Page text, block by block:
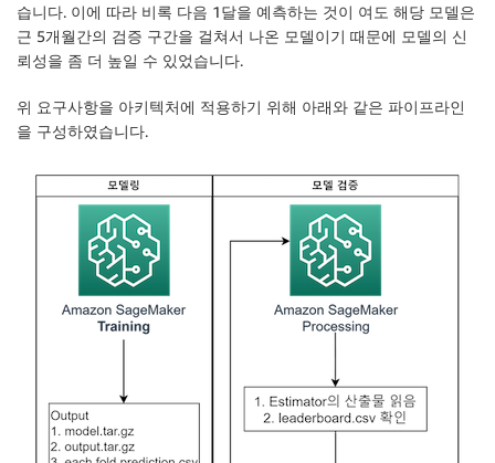
습니다. 이에 따라 비록 다음 1달을 예측하는 것이 여도 해당 모델은
근 5개월간의 검증 구간을 걸쳐서 나온 모델이기 때문에 모델의 신
뢰성을 좀 더 높일 수 있었습니다.
위 요구사항을 아키텍처에 적용하기 위해 아래와 같은 파이프라인
을 구성하였습니다.